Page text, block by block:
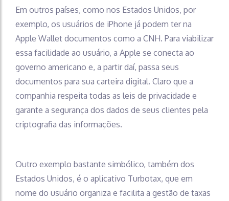
Em outros países, como nos Estados Unidos, por
exemplo, os usuários de iPhone já podem ter na
Apple Wallet documentos como a CNH. Para viabilizar
essa facilidade ao usuário, a Apple se conecta ao
governo americano e, a partir daí, passa seus
documentos para sua carteira digital. Claro que a
companhia respeita todas as leis de privacidade e
garante a segurança dos dados de seus clientes pela
criptografia das informações.
Outro exemplo bastante simbólico, também dos
Estados Unidos, é o aplicativo Turbotax, que em
nome do usuário organiza e facilita a gestão de taxas